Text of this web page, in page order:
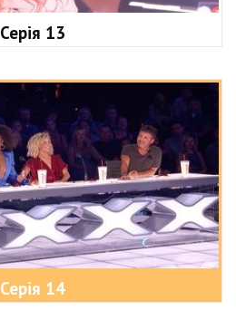
Серія 13
Серія 14